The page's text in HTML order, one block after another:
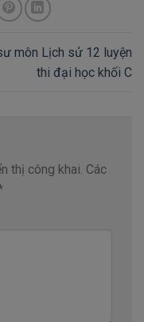
môn Lịch sử 12 luyện
thi đại học khối C
thị công khai. Các